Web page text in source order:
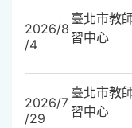
2026/8
/4
臺北市教
習中心
2026/7
/29
臺北市教
習中心